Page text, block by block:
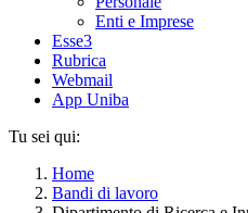
Enti e Imprese
Esse3
Rubrica
Webmail
App Uniba
Tu sei qui:
Home
Bandi di lavoro